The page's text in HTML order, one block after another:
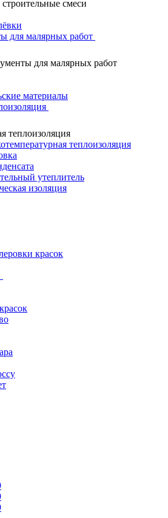
смеси
для малярных работ
для малярных работ
материалы
теплоизоляция
теплоизоляция
утеплитель
изоляция
красок